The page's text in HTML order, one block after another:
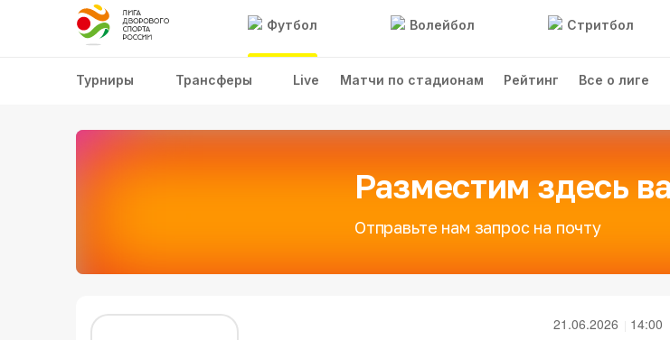
Футбол Волейбол Стритбол
Турниры Трансферы Live Матчи по стадионам Рейтинг Все о лиге
Разместим здесь
Отправьте нам запрос на почту
21.06.2026 14:00